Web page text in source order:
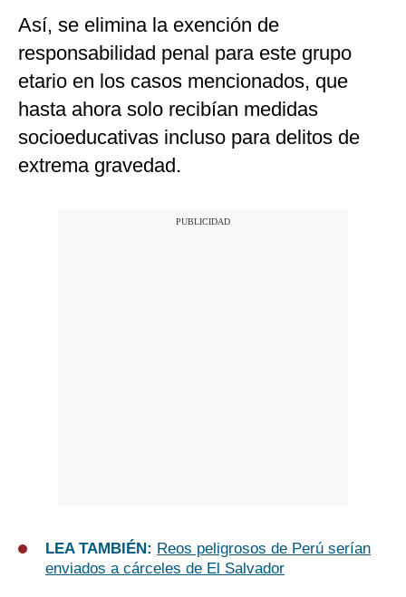
Así, se elimina la exención de
responsabilidad penal para este grupo
etario en los casos mencionados, que
hasta ahora solo recibían medidas
socioeducativas incluso para delitos de
extrema gravedad.
LEA TAMBIÉN: Reos peligrosos de Perú serían
enviados a cárceles de El Salvador